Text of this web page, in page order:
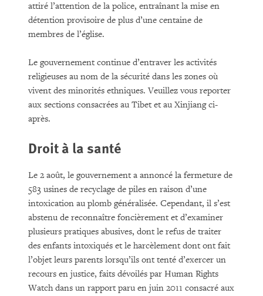
attiré l’attention de la police, entraînant la mise en
détention provisoire de plus d’une centaine de
membres de l’église.
Le gouvernement continue d’entraver les activités
religieuses au nom de la sécurité dans les zones où
vivent des minorités ethniques. Veuillez vous reporter
aux sections consacrées au Tibet et au Xinjiang ci-
après.
Droit à la santé
Le 2 août, le gouvernement a annoncé la fermeture de
583 usines de recyclage de piles en raison d’une
intoxication au plomb généralisée. Cependant, il s’est
abstenu de reconnaître foncièrement et d’examiner
plusieurs pratiques abusives, dont le refus de traiter
des enfants intoxiqués et le harcèlement dont ont fait
l’objet leurs parents lorsqu’ils ont tenté d’exercer un
recours en justice, faits dévoilés par Human Rights
Watch dans un rapport paru en juin 2011 consacré aux